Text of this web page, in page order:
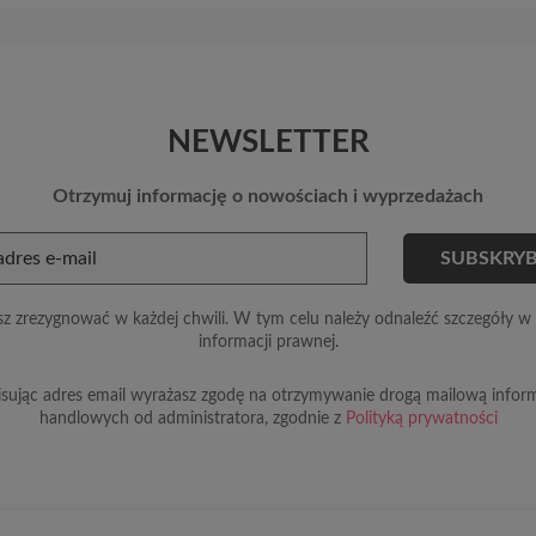
NEWSLETTER
Otrzymuj informację o nowościach i wyprzedażach
zrezygnować w każdej chwili. W tym celu należy odnaleźć szczegóły w
informacji prawnej.
adres email wyrażasz zgodę na otrzymywanie drogą mailową
handlowych od administratora, zgodnie z Polityką prywatności